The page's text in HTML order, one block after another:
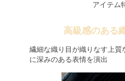
アイテム
高級感のある
繊細な織り目が織りなす上質
に深みのある表情を演出